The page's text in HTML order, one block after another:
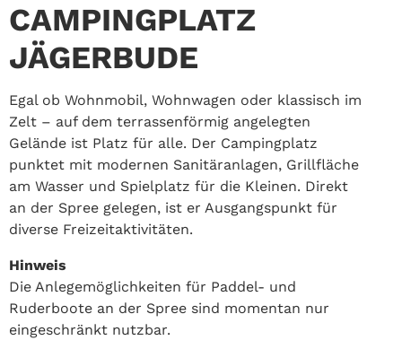
CAMPINGPLATZ
JÄGERBUDE
Egal ob Wohnmobil, Wohnwagen oder klassisch im
Zelt – auf dem terrassenförmig angelegten
Gelände ist Platz für alle. Der Campingplatz
punktet mit modernen Sanitäranlagen, Grillfläche
am Wasser und Spielplatz für die Kleinen. Direkt
an der Spree gelegen, ist er Ausgangspunkt für
diverse Freizeitaktivitäten.
Hinweis
Die Anlegemöglichkeiten für Paddel- und
Ruderboote an der Spree sind momentan nur
eingeschränkt nutzbar.